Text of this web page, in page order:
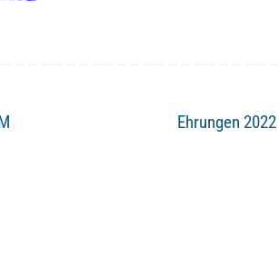
Ehrungen 2022